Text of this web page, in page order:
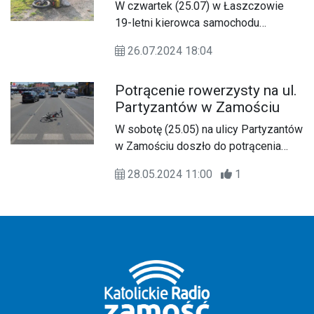
W czwartek (25.07) w Łaszczowie
19-letni kierowca samochodu
zjechał na przeciwległy pas i uderzył
letniego rowerzystę.
26.07.2024 18:04
Potrącenie rowerzysty na ul.
Partyzantów w Zamościu
W sobotę (25.05) na ulicy Partyzantów
w Zamościu doszło do potrącenia
28.05.2024 11:00
1